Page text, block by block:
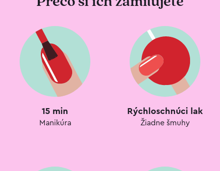
15 min
Manikúra
Rýchloschnúci lak
Žiadne šmuhy